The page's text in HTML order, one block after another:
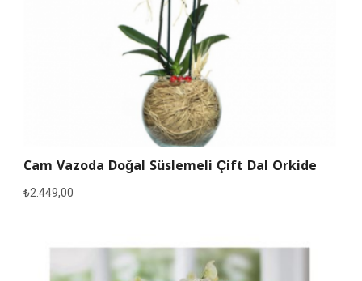
Cam Vazoda Doğal Süslemeli Çift Dal Orkide
₺2.449,00